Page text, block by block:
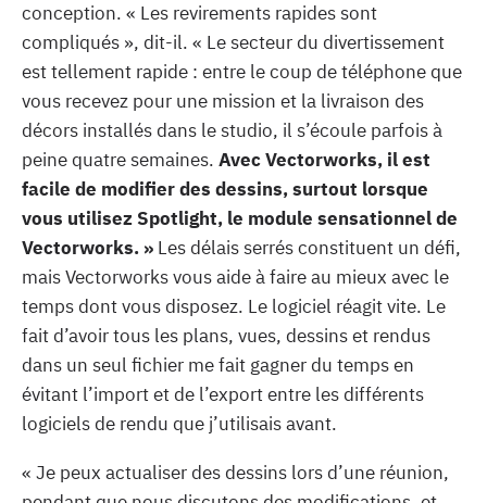
conception. « Les revirements rapides sont
compliqués », dit-il. « Le secteur du divertissement
est tellement rapide : entre le coup de téléphone que
vous recevez pour une mission et la livraison des
décors installés dans le studio, il s’écoule parfois à
peine quatre semaines. Avec Vectorworks, il est
facile de modifier des dessins, surtout lorsque
vous utilisez Spotlight, le module sensationnel de
Vectorworks. » Les délais serrés constituent un défi,
mais Vectorworks vous aide à faire au mieux avec le
temps dont vous disposez. Le logiciel réagit vite. Le
fait d’avoir tous les plans, vues, dessins et rendus
dans un seul fichier me fait gagner du temps en
évitant l’import et de l’export entre les différents
logiciels de rendu que j’utilisais avant.
« Je peux actualiser des dessins lors d’une réunion,